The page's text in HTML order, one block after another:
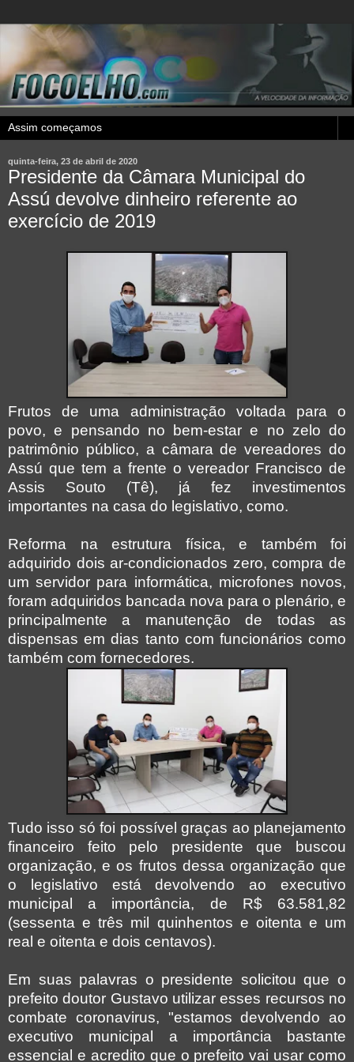
quinta-feira, 23 de abril de 2020
Presidente da Câmara Municipal do
Assú devolve dinheiro referente ao
exercício de 2019
Frutos de uma administração voltada para o
povo, e pensando no bem-estar e no zelo do
patrimônio público, a câmara de vereadores do
Assú que tem a frente o vereador Francisco de
Assis Souto (Tê), já fez investimentos
importantes na casa do legislativo, como.
Reforma na estrutura física, e também foi
adquirido dois ar-condicionados zero, compra de
um servidor para informática, microfones novos,
foram adquiridos bancada nova para o plenário, e
principalmente a manutenção de todas as
dispensas em dias tanto com funcionários como
também com fornecedores.
Tudo isso só foi possível graças ao planejamento
financeiro feito pelo presidente que buscou
organização, e os frutos dessa organização que
o legislativo está devolvendo ao executivo
municipal a importância, de R$ 63.581,82
(sessenta e três mil quinhentos e oitenta e um
real e oitenta e dois centavos).
Em suas palavras o presidente solicitou que o
prefeito doutor Gustavo utilizar esses recursos no
combate coronavirus, "estamos devolvendo ao
executivo municipal a importância bastante
essencial e acredito que o prefeito vai usar como